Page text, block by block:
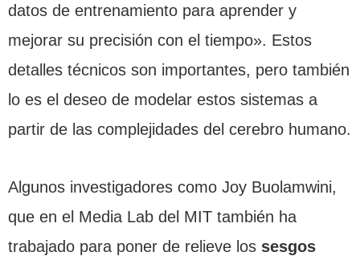
datos de entrenamiento para aprender y
mejorar su precisión con el tiempo». Estos
detalles técnicos son importantes, pero también
lo es el deseo de modelar estos sistemas a
partir de las complejidades del cerebro humano.
Algunos investigadores como Joy Buolamwini,
que en el Media Lab del MIT también ha
trabajado para poner de relieve los sesgos